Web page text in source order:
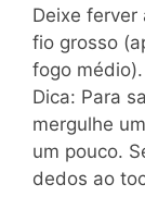
Deixe
fio grosso
fogo médio).
Dica: Para
mergulhe
um pouco.
dedos ao